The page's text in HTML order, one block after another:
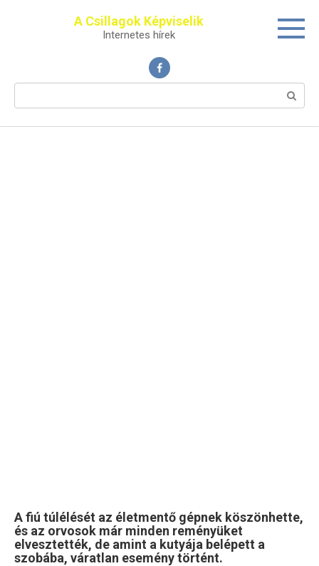
A Csillagok Képviselik
Internetes hírek
Поиск:
A fiú túlélését az életmentő gépnek köszönhette,
és az orvosok már minden reményüket
elvesztették, de amint a kutyája belépett a
szobába, váratlan esemény történt.